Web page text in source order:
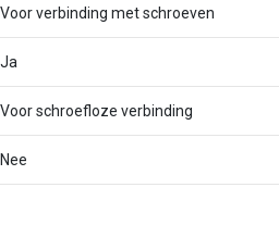
Voor verbinding met schroeven
Ja
Voor schroefloze verbinding
Nee